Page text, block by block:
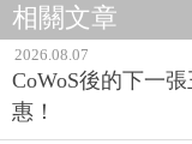
相關文章
2026.08.07
CoWoS後的下一
惠！